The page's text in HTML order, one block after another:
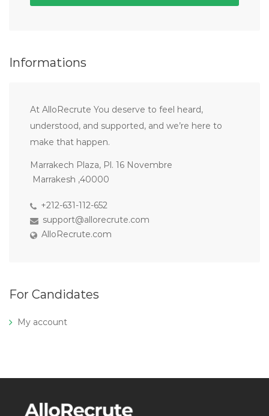
Informations
At AlloRecrute You deserve to feel heard,
understood, and supported, and we’re here to
make that happen.
Marrakech Plaza, Pl. 16 Novembre
Marrakesh ,40000
+212-631-112-652
support@allorecrute.com
AlloRecrute.com
For Candidates
My account